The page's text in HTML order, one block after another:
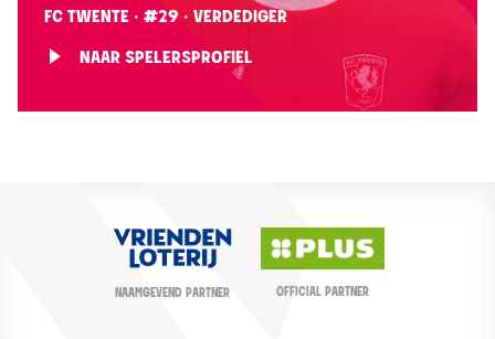
FC TWENTE · #29 · VERDEDIGER
NAAR SPELERSPROFIEL
NAAMGEVEND PARTNER OFFICIAL PARTNER